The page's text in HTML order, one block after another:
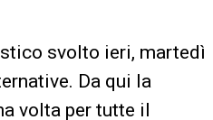
svolto ieri, martedì
Da qui la
volta per tutte il